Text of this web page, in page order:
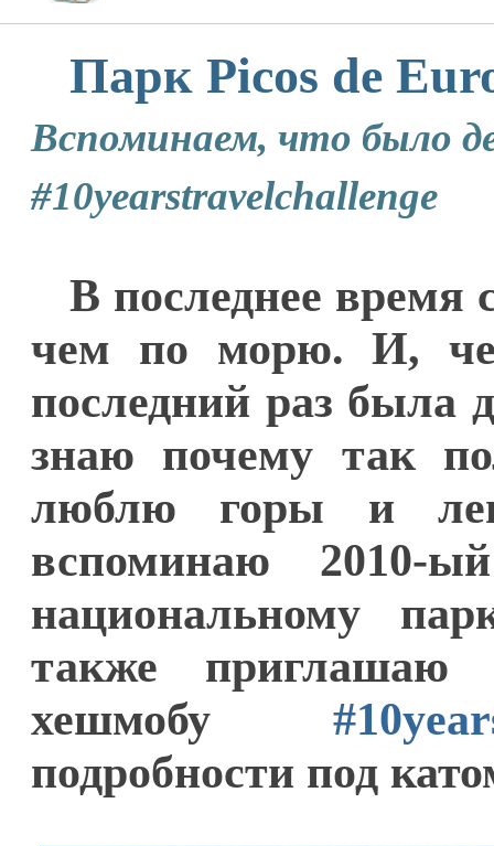
Парк Picos de
Вспоминаем, что было
#10yearstravelchallenge
В последнее время
чем по морю. И,
последний раз была
знаю почему так
люблю горы и
вспоминаю 2010-
национальному
также приглашаю
хешмобу
подробности под